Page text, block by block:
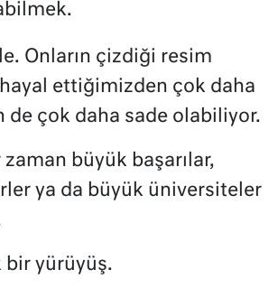
Onların çizdiği resim
ettiğimizden çok daha
de çok daha sade olabiliyor.
büyük başarılar,
ya da büyük üniversiteler
bir yürüyüş.